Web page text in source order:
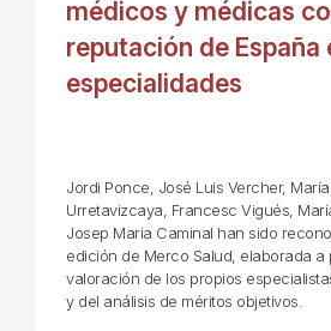
médicos y médicas
reputación de España
especialidades
Jordi Ponce, José Luis Vercher,
Urretavizcaya, Francesc Vigués,
Josep Maria Caminal han sido
edición de Merco Salud, elaborada a
valoración de los propios
y del análisis de méritos objetivos.